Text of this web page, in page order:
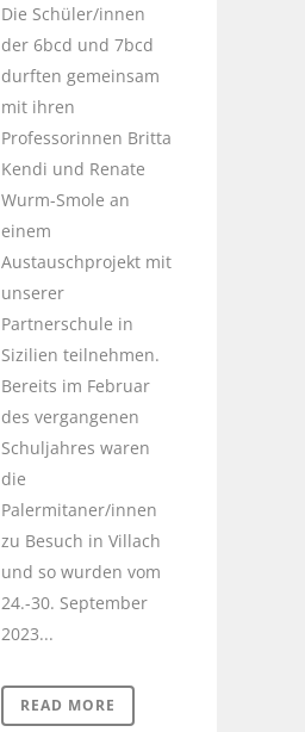
Die Schüler/innen
der 6bcd und 7bcd
durften gemeinsam
mit ihren
Professorinnen Britta
Kendi und Renate
Wurm-Smole an
einem
Austauschprojekt mit
unserer
Partnerschule in
Sizilien teilnehmen.
Bereits im Februar
des vergangenen
Schuljahres waren
die
Palermitaner/innen
zu Besuch in Villach
und so wurden vom
24.-30. September
2023...
READ MORE